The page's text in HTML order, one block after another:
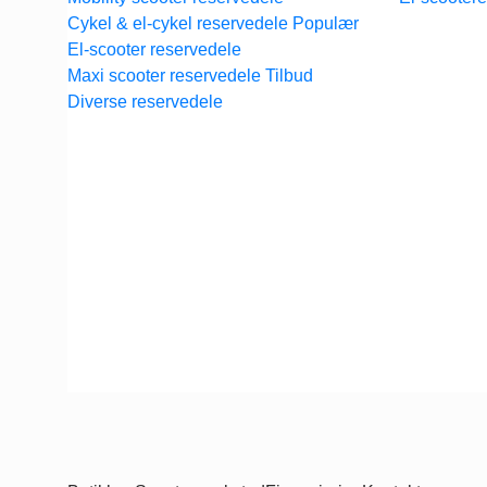
Cykel & el-cykel reservedele
El-scooter reservedele
Maxi scooter reservedele
Diverse reservedele